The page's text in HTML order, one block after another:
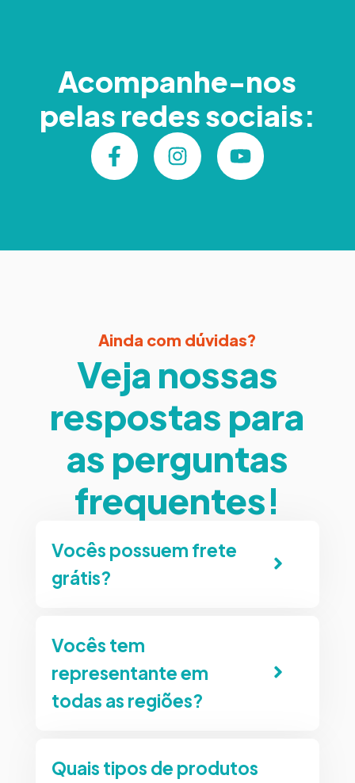
Acompanhe-nos
pelas redes sociais:
Ainda com dúvidas?
Veja nossas
respostas para
as perguntas
frequentes!
Vocês possuem frete
grátis?
Vocês tem
representante em
todas as regiões?
Quais tipos de produtos